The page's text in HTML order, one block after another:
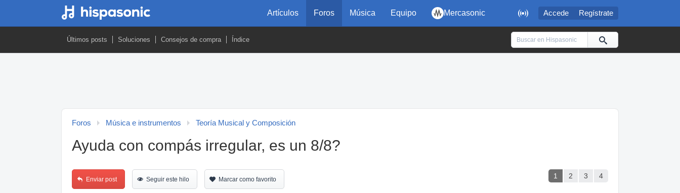
 Accede Regístrate
Artículos Foros Música Equipo Mercasonic
Últimos posts Soluciones Consejos de compra Índice
Foros Música e instrumentos Teoría Musical y Composición
Ayuda con compás irregular, es un 8/8?
1 2 3 4
Enviar post Seguir este hilo Marcar como favorito